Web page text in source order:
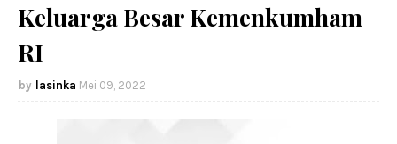
Keluarga Besar Kemenkumham
RI
lasinka Mei 09, 2022